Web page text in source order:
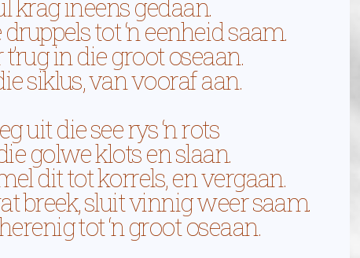
krag ineens gedaan.
tot ‘n eenheid saam.
in die groot oseaan.
siklus, van vooraf aan.
uit die see rys ‘n rots
golwe klots en slaan.
dit tot korrels, en vergaan.
breek, sluit vinnig weer saam.
tot ‘n groot oseaan.